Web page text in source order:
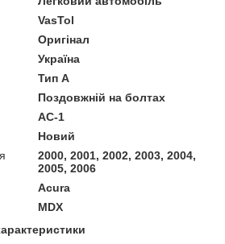
VasTol
Оригінал
Україна
Тип A
Поздовжній на болтах
AC-1
Новий
2000, 2001, 2002, 2003, 2004,
2005, 2006
Acura
MDX